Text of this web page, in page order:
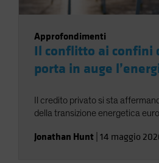
Approfondimenti
Il conflitto ai confini
porta in auge
Il credito privato si sta
della transizione energetica
Jonathan Hunt 14 maggio